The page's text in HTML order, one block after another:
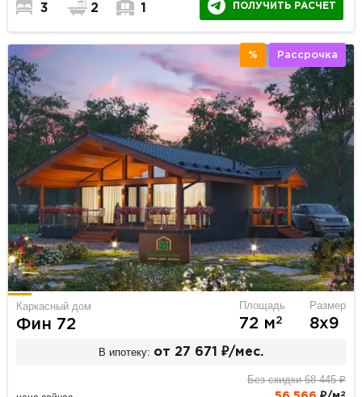
3 2 1 ПОЛУЧИТЬ РАСЧЕТ
% Рассрочка
Каркасный дом
Фин 72
Площадь
72 м2
Размер
8х9
В ипотеку: от 27 671 ₽/мес.
Без скидки 68 445 ₽
2